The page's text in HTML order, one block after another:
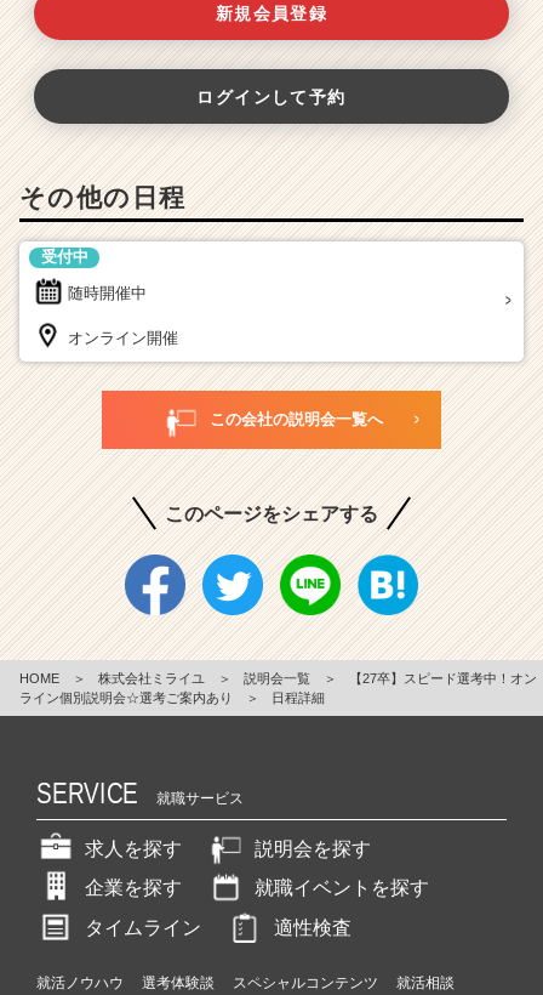
新規会員登録
ログインして予約
その他の日程
随時開催中
受付中
オンライン開催
この会社の説明会一覧へ
このページをシェアする
HOME ＞ 株式会社ミライユ ＞ 説明会一覧 ＞
【27卒】スピード選考中！オン
ライン個別説明会☆選考ご案内あり
＞ 日程詳細
SERVICE 就職サービス
求人を探す
説明会を探す
企業を探す
就職イベントを探す
タイムライン
適性検査
就活ノウハウ 選考体験談 スペシャルコンテンツ
就活相談